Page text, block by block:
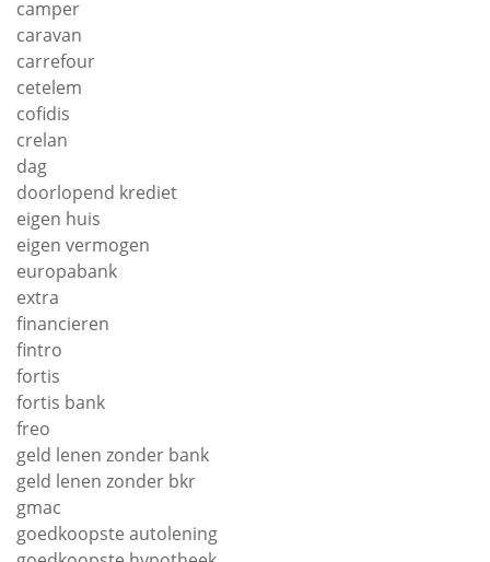
camper
caravan
carrefour
cetelem
cofidis
crelan
dag
doorlopend krediet
eigen huis
eigen vermogen
europabank
extra
financieren
fintro
fortis
fortis bank
freo
geld lenen zonder bank
geld lenen zonder bkr
gmac
goedkoopste autolening